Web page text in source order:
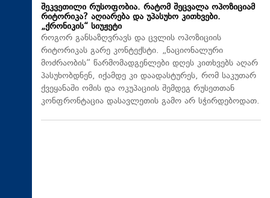
შეკვეთილი რუსოფობია. რატომ შეცვალა ოპოზიციამ
რიტორიკა? აღიარება და უპასუხო კითხვები.
„ქრონიკის“ სიუჟეტი
როგორ განსაზღვრავს და ცვლის ოპოზიციის
რიტორიკას გარე კონტექსტი. „ნაციონალური
მოძრაობის“ წარმომადგენლები დღეს კითხვებს აღარ
პასუხობდნენ, იქამდე კი დაადასტურეს, რომ საკუთარ
ქვეყანაში ომის და ოკუპაციის შემდეგ რუსეთთან
კონფრონტაცია დასავლეთის გამო არ სჭირდებოდათ.